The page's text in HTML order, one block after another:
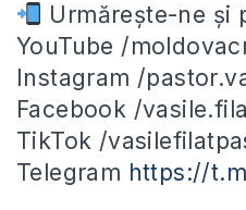
Urmărește-ne și
YouTube /
Instagram /
Facebook /
TikTok /
Telegram https://